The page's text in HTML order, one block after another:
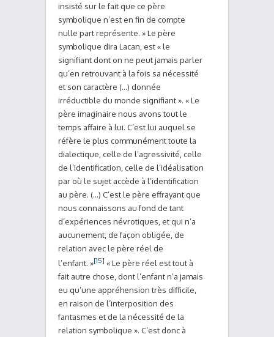
insisté sur le fait que ce père
symbolique n’est en fin de compte
nulle part représente. » Le père
symbolique dira Lacan, est « le
signifiant dont on ne peut jamais parler
qu’en retrouvant à la fois sa nécessité
et son caractère (…) donnée
irréductible du monde signifiant ». « Le
père imaginaire nous avons tout le
temps affaire à lui. C’est lui auquel se
réfère le plus communément toute la
dialectique, celle de l’agressivité, celle
de l’identification, celle de l’idéalisation
par où le sujet accède à l’identification
au père. (…) C’est le père effrayant que
nous connaissons au fond de tant
d’expériences névrotiques, et qui n’a
aucunement, de façon obligée, de
relation avec le père réel de
l’enfant. »[15] « Le père réel est tout à
fait autre chose, dont l’enfant n’a jamais
eu qu’une appréhension très difficile,
en raison de l’interposition des
fantasmes et de la nécessité de la
relation symbolique ». C’est donc à